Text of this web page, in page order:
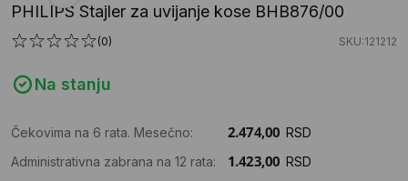
PHILIPS Stajler za uvijanje kose BHB876/00
(0) SKU:121212
Na stanju
Čekovima na 6 rata. Mesečno:
RSD
Administrativna zabrana na 12 rata:
RSD